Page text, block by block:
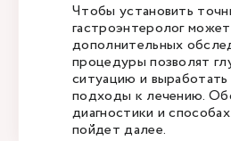
Чтобы установить
гастроэнтеролог
дополнительных
процедуры позволят
ситуацию и
подходы к лечению.
диагностики и
пойдет далее.